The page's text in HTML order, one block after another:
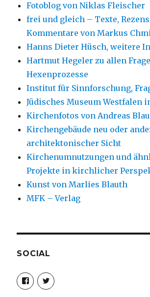
Fotoblog von Niklas Fleischer
frei und gleich – Texte,
Kommentare von Markus
Hanns Dieter Hüsch, weitere
Hartmut Hegeler zu allen
Hexenprozesse
Institut für Sinnforschung,
Jüdisches Museum Westfalen
Kirchenfotos von Andreas
Kirchengebäude neu oder
architektonischer Sicht
Kirchenumnutzungen und
Projekte in kirchlicher
Kunst von Marlies Blauth
MFK – Verlag
SOCIAL
Profil
von
christoph.fleischer1
Profil
von